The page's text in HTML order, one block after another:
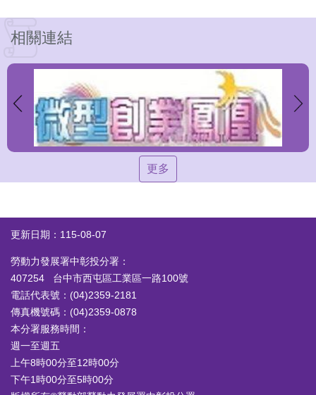
相關連結
更多
更新日期：115-08-07
勞動力發展署中彰投分署：
407254 台中市西屯區工業區一路100號
電話代表號：(04)2359-2181
傳真機號碼：(04)2359-0878
本分署服務時間：
週一至週五
上午8時00分至12時00分
下午1時00分至5時00分